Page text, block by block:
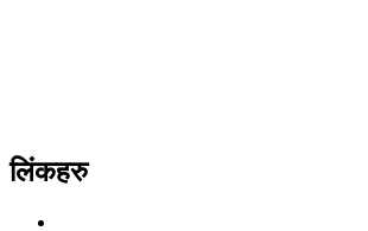
लिंकहरु